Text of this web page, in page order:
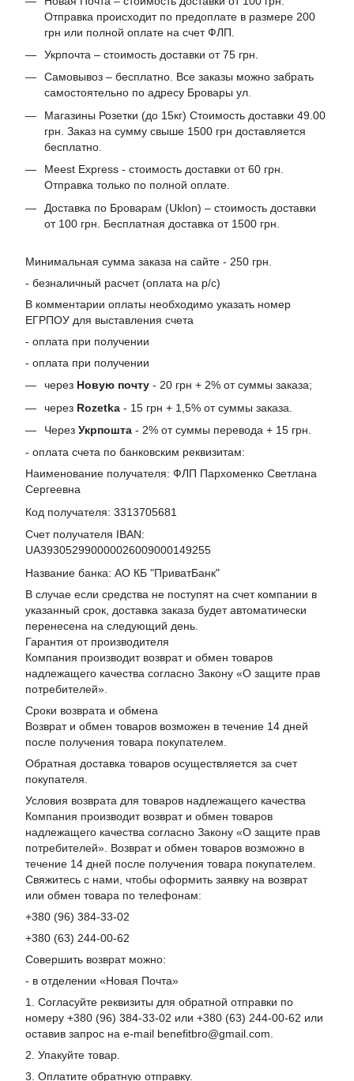
Отправка происходит по предоплате в размере 200
грн или полной оплате на счет ФЛП.
Укрпочта – стоимость доставки от 75 грн.
Самовывоз – бесплатно. Все заказы можно забрать
самостоятельно по адресу Бровары ул.
Магазины Розетки (до 15кг) Стоимость доставки 49.00
грн. Заказ на сумму свыше 1500 грн доставляется
бесплатно.
Meest Express - стоимость доставки от 60 грн.
Отправка только по полной оплате.
Доставка по Броварам (Uklon) – стоимость доставки
от 100 грн. Бесплатная доставка от 1500 грн.
Минимальная сумма заказа на сайте - 250 грн.
- безналичный расчет (оплата на р/с)
В комментарии оплаты необходимо указать номер
ЕГРПОУ для выставления счета
- оплата при получении
- оплата при получении
через Новую почту - 20 грн + 2% от суммы заказа;
через Rozetka - 15 грн + 1,5% от суммы заказа.
Через Укрпошта - 2% от суммы перевода + 15 грн.
- оплата счета по банковским реквизитам:
Наименование получателя: ФЛП Пархоменко Светлана
Сергеевна
Код получателя: 3313705681
Счет получателя IBAN:
UA393052990000026009000149255
Название банка: АО КБ "ПриватБанк"
В случае если средства не поступят на счет компании в
указанный срок, доставка заказа будет автоматически
перенесена на следующий день.
Гарантия от производителя
Компания производит возврат и обмен товаров
надлежащего качества согласно Закону «О защите прав
потребителей».
Сроки возврата и обмена
Возврат и обмен товаров возможен в течение 14 дней
после получения товара покупателем.
Обратная доставка товаров осуществляется за счет
покупателя.
Условия возврата для товаров надлежащего качества
Компания производит возврат и обмен товаров
надлежащего качества согласно Закону «О защите прав
потребителей». Возврат и обмен товаров возможно в
течение 14 дней после получения товара покупателем.
Свяжитесь с нами, чтобы оформить заявку на возврат
или обмен товара по телефонам:
+380 (96) 384-33-02
+380 (63) 244-00-62
Совершить возврат можно:
- в отделении «Новая Почта»
1. Согласуйте реквизиты для обратной отправки по
номеру +380 (96) 384-33-02 или +380 (63) 244-00-62 или
оставив запрос на e-mail benefitbro@gmail.com.
2. Упакуйте товар.
3. Оплатите обратную отправку.